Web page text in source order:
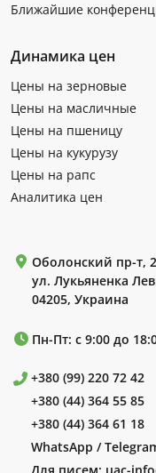
Ближайшие
Динамика цен
Цены на зерновые
Цены на масличные
Цены на пшеницу
Цены на кукурузу
Цены на рапс
Аналитика цен
Оболонский пр-т,
ул. Лукьяненка
04205, Украина
Пн-Пт: с 9:00 до
+380 (99) 220 72 42
+380 (44) 364 55 85
+380 (44) 364 61 18
WhatsApp /